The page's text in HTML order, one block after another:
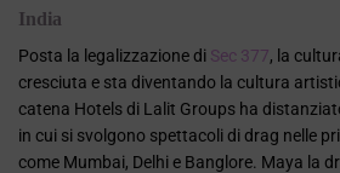
India
Posta la legalizzazione di Sec 377, la
cresciuta e sta diventando la cultura
catena Hotels di Lalit Groups ha
in cui si svolgono spettacoli di drag nelle
come Mumbai, Delhi e Banglore. Maya la